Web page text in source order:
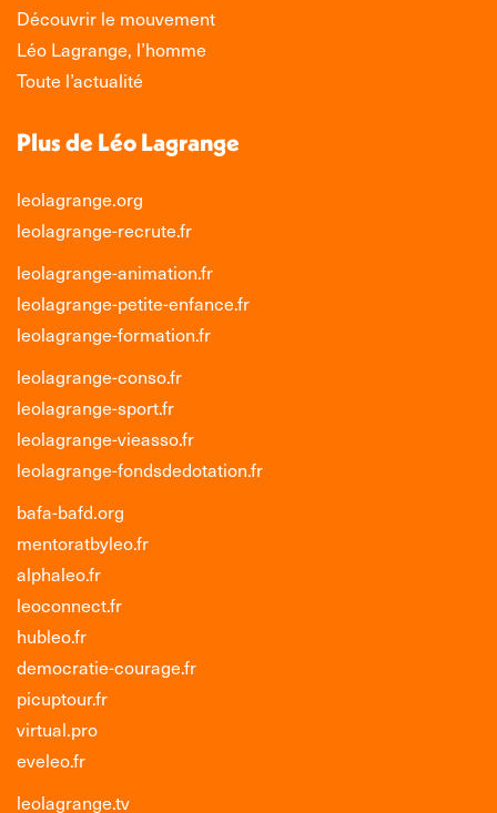
une
nouvelle
fenêtre
une
fenêtre
une
nouvelle
fenêtre
une
nouvelle
fenêtre
Découvrir le mouvement
Léo Lagrange, l’homme
Toute l’actualité
Plus de Léo Lagrange
leolagrange.org
leolagrange-recrute.fr
leolagrange-animation.fr
leolagrange-petite-enfance.fr
leolagrange-formation.fr
leolagrange-conso.fr
leolagrange-sport.fr
leolagrange-vieasso.fr
leolagrange-fondsdedotation.fr
bafa-bafd.org
mentoratbyleo.fr
alphaleo.fr
leoconnect.fr
hubleo.fr
democratie-courage.fr
picuptour.fr
virtual.pro
eveleo.fr
leolagrange.tv